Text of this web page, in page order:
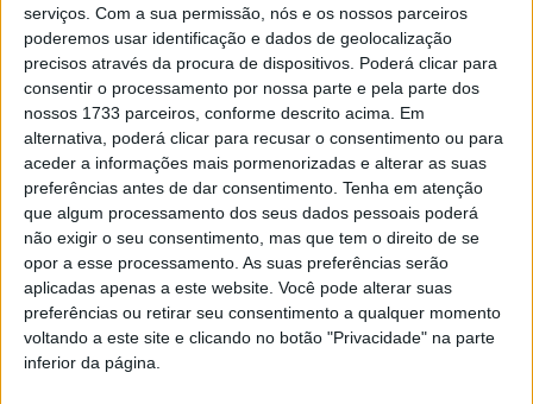
serviços. Com a sua permissão, nós e os nossos parceiros
poderemos usar identificação e dados de geolocalização
precisos através da procura de dispositivos. Poderá clicar para
consentir o processamento por nossa parte e pela parte dos
nossos 1733 parceiros, conforme descrito acima. Em
alternativa, poderá clicar para recusar o consentimento ou para
aceder a informações mais pormenorizadas e alterar as suas
preferências antes de dar consentimento. Tenha em atenção
que algum processamento dos seus dados pessoais poderá
não exigir o seu consentimento, mas que tem o direito de se
opor a esse processamento. As suas preferências serão
aplicadas apenas a este website. Você pode alterar suas
preferências ou retirar seu consentimento a qualquer momento
voltando a este site e clicando no botão "Privacidade" na parte
inferior da página.
Pub
José Rodrigues
Artigo anterior
Futebol Feminino: Sub-18 de
Próximo artigo